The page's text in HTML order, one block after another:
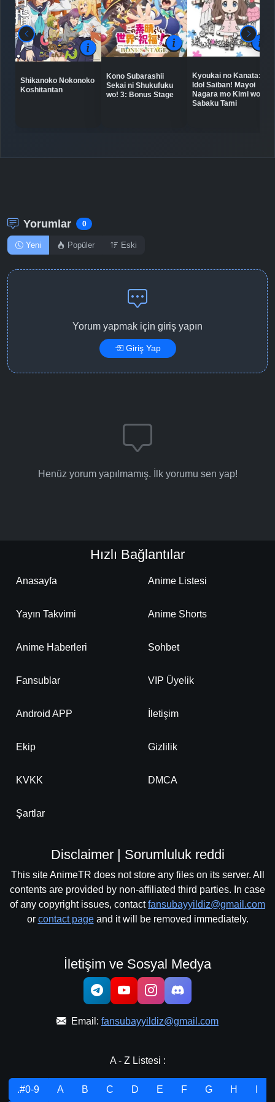
Bölüm No: 9 Detaylar İzle
Bölüm No: 10 Detaylar İzle
Shikanoko Nokonoko
Koshitantan
Kono Subarashii
Sekai ni Shukufuku
wo! 3: Bonus Stage
Kyoukai no Kanata:
Idol Saiban! Mayoi
Nagara mo Kimi wo
Sabaku Tami
Yorumlar 0
Yeni Popüler Eski
Yorum yapmak için giriş yapın
Giriş Yap
Henüz yorum yapılmamış. İlk yorumu sen yap!
Hızlı Bağlantılar
Anasayfa Anime Listesi
Yayın Takvimi Anime Shorts
Anime Haberleri Sohbet
Fansublar VIP Üyelik
Android APP İletişim
Ekip Gizlilik
KVKK DMCA
Şartlar
Disclaimer | Sorumluluk reddi
This site AnimeTR does not store any files on its server. All
contents are provided by non-affiliated third parties. In case
of any copyright issues, contactfansubayyildiz@gmail.com
or contact pageand it will be removed immediately.
İletişim ve Sosyal Medya
Email: fansubayyildiz@gmail.com
A - Z Listesi :
.#0-9 A B C D E F G H